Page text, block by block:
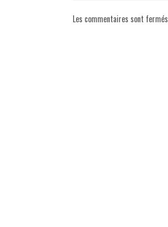
Les commentaires sont fermés